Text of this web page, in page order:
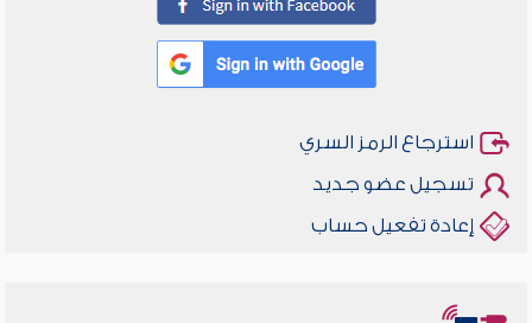
استرجاع الرمز السري
تسجيل عضو جديد
إعادة تفعيل حساب